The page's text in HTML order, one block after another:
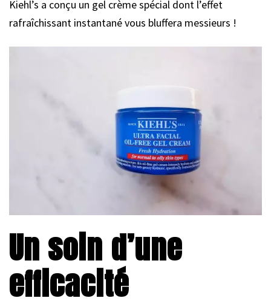
Kiehl’s a conçu un gel crème spécial dont l’effet
rafraîchissant instantané vous bluffera messieurs !
Un soin d’une
efficacité